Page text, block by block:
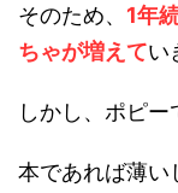
そのため、 1年
ちゃが増えてい
しかし、ポピー
本であれば薄い